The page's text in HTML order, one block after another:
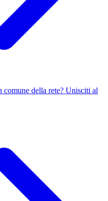
comune della rete? Unisciti al